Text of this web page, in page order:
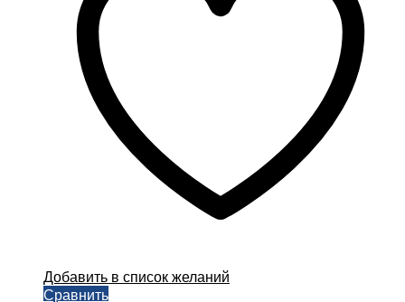
Добавить в список желаний
Сравнить